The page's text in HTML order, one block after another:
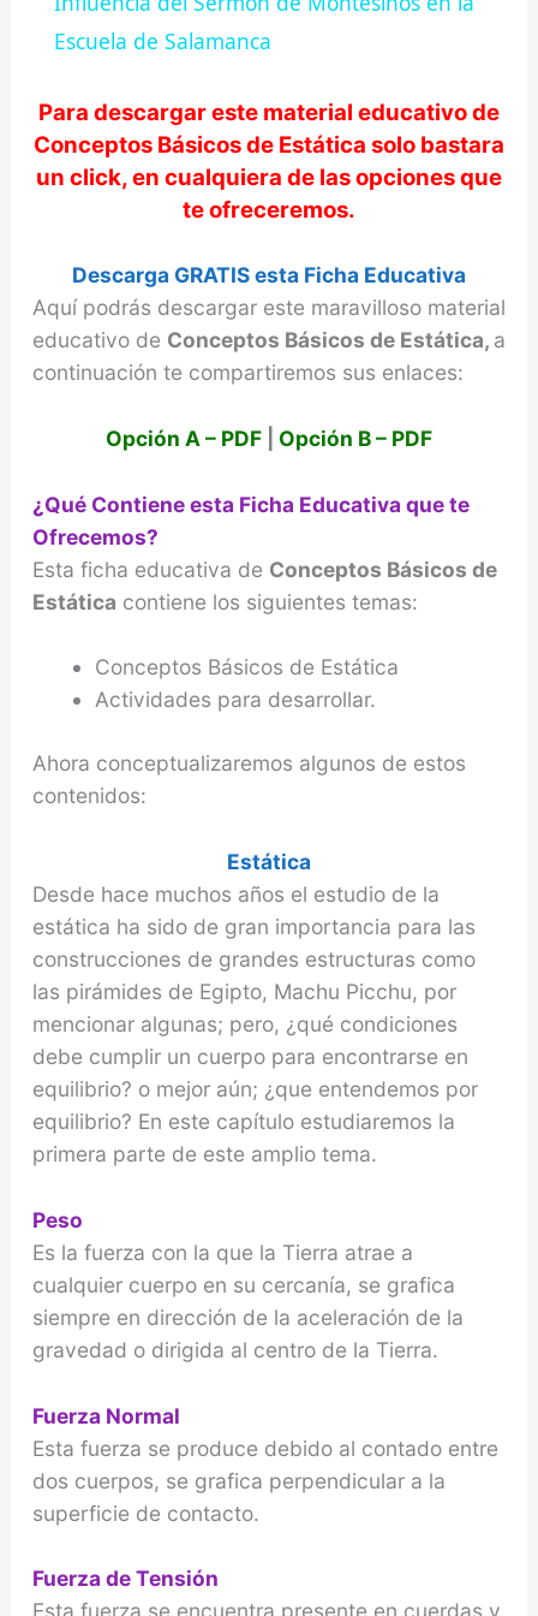
a
y
V
d
Escuela de Salamanca
Para descargar este material educativo de
Conceptos Básicos de Estática solo bastara
un click, en cualquiera de las opciones que
te ofreceremos.
Descarga GRATIS esta Ficha Educativa
Aquí podrás descargar este maravilloso material
educativo de Conceptos Básicos de Estática, a
continuación te compartiremos sus enlaces:
Opción A – PDF Opción B – PDF
¿Qué Contiene esta Ficha Educativa que te
Ofrecemos?
Esta ficha educativa de Conceptos Básicos de
Estática contiene los siguientes temas:
Conceptos Básicos de Estática
Actividades para desarrollar.
Ahora conceptualizaremos algunos de estos
contenidos:
Estática
Desde hace muchos años el estudio de la
estática ha sido de gran importancia para las
construcciones de grandes estructuras como
las pirámides de Egipto, Machu Picchu, por
mencionar algunas; pero, ¿qué condiciones
debe cumplir un cuerpo para encontrarse en
equilibrio? o mejor aún; ¿que entendemos por
equilibrio? En este capítulo estudiaremos la
primera parte de este amplio tema.
Peso
Es la fuerza con la que la Tierra atrae a
cualquier cuerpo en su cercanía, se grafica
siempre en dirección de la aceleración de la
gravedad o dirigida al centro de la Tierra.
Fuerza Normal
Esta fuerza se produce debido al contado entre
dos cuerpos, se grafica perpendicular a la
superficie de contacto.
Fuerza de Tensión
Esta fuerza se encuentra presente en cuerdas y